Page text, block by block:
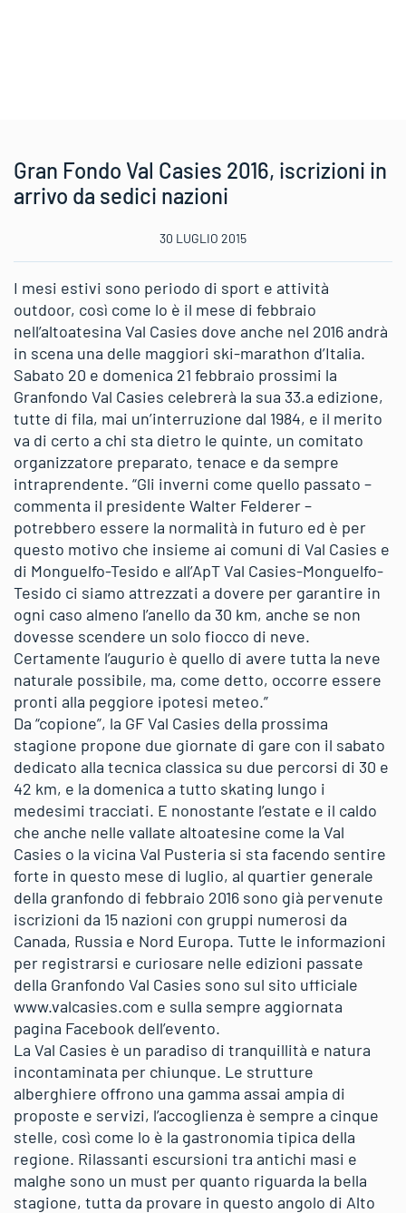
Gran Fondo Val Casies 2016, iscrizioni in
arrivo da sedici nazioni
30 LUGLIO 2015
I mesi estivi sono periodo di sport e attività
outdoor, così come lo è il mese di febbraio
nell’altoatesina Val Casies dove anche nel 2016 andrà
in scena una delle maggiori ski-marathon d’Italia.
Sabato 20 e domenica 21 febbraio prossimi la
Granfondo Val Casies celebrerà la sua 33.a edizione,
tutte di fila, mai un’interruzione dal 1984, e il merito
va di certo a chi sta dietro le quinte, un comitato
organizzatore preparato, tenace e da sempre
intraprendente. “Gli inverni come quello passato –
commenta il presidente Walter Felderer –
potrebbero essere la normalità in futuro ed è per
questo motivo che insieme ai comuni di Val Casies e
di Monguelfo-Tesido e all’ApT Val Casies-Monguelfo-
Tesido ci siamo attrezzati a dovere per garantire in
ogni caso almeno l’anello da 30 km, anche se non
dovesse scendere un solo fiocco di neve.
Certamente l’augurio è quello di avere tutta la neve
naturale possibile, ma, come detto, occorre essere
pronti alla peggiore ipotesi meteo.”
Da “copione”, la GF Val Casies della prossima
stagione propone due giornate di gare con il sabato
dedicato alla tecnica classica su due percorsi di 30 e
42 km, e la domenica a tutto skating lungo i
medesimi tracciati. E nonostante l’estate e il caldo
che anche nelle vallate altoatesine come la Val
Casies o la vicina Val Pusteria si sta facendo sentire
forte in questo mese di luglio, al quartier generale
della granfondo di febbraio 2016 sono già pervenute
iscrizioni da 15 nazioni con gruppi numerosi da
Canada, Russia e Nord Europa. Tutte le informazioni
per registrarsi e curiosare nelle edizioni passate
della Granfondo Val Casies sono sul sito ufficiale
www.valcasies.com e sulla sempre aggiornata
pagina Facebook dell’evento.
La Val Casies è un paradiso di tranquillità e natura
incontaminata per chiunque. Le strutture
alberghiere offrono una gamma assai ampia di
proposte e servizi, l’accoglienza è sempre a cinque
stelle, così come lo è la gastronomia tipica della
regione. Rilassanti escursioni tra antichi masi e
malghe sono un must per quanto riguarda la bella
stagione, tutta da provare in questo angolo di Alto